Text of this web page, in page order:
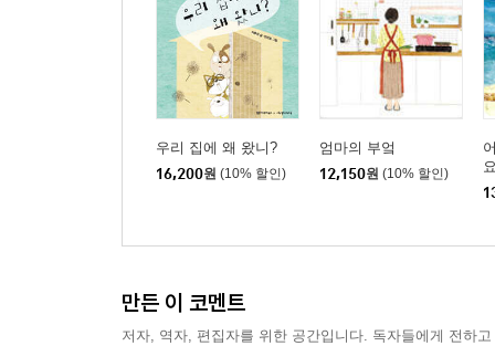
우리 집에 왜 왔니?
16,200원 (10% 할인)
엄마의 부엌
12,150원 (10% 할인)
만든 이 코멘트
저자, 역자, 편집자를 위한 공간입니다. 독자들에게 전하